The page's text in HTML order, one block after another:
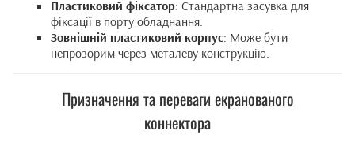
Пластиковий фіксатор: Стандартна засувка для
фіксації в порту обладнання.
Зовнішній пластиковий корпус: Може бути
непрозорим через металеву конструкцію.
Призначення та переваги екранованого
коннектора